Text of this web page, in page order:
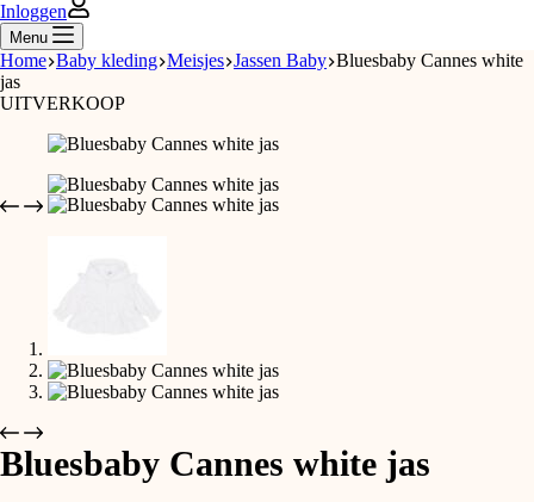
Inloggen
Menu
Home Baby kleding Meisjes Jassen Baby Bluesbaby Cannes white
jas
UITVERKOOP
Bluesbaby Cannes white jas